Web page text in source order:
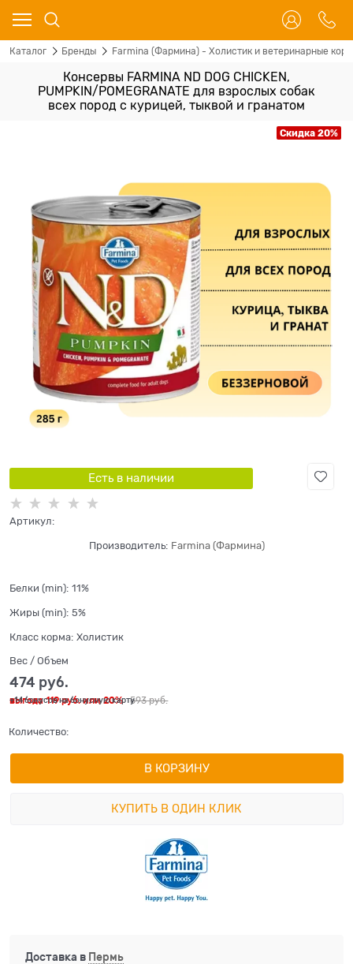
Каталог Бренды Farmina (Фармина) - Холистик и ветеринарные
Консервы FARMINA ND DOG CHICKEN,
PUMPKIN/POMEGRANATE для взрослых собак
всех пород с курицей, тыквой и гранатом
Скидка 20%
Есть в наличии
Артикул:
Производитель: Farmina (Фармина)
Белки (min): 11%
Жиры (min): 5%
Класс корма: Холистик
Вес / Объем
593 руб.
474 руб.
выгода119 руб.или20%
+14 бонусов на бонусную карту
Количество:
В КОРЗИНУ
КУПИТЬ В ОДИН КЛИК
Доставка в Пермь